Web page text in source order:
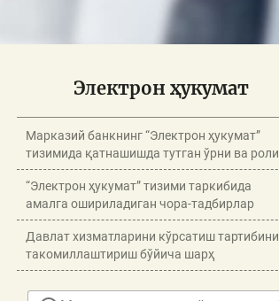
Электрон ҳукумат
Марказий банкнинг “Электрон ҳукумат”
тизимида қатнашишда тутган ўрни ва роли
“Электрон ҳукумат” тизими таркибида
амалга ошириладиган чора-тадбирлар
Давлат хизматларини кўрсатиш тартибини
такомиллаштириш бўйича шарҳ